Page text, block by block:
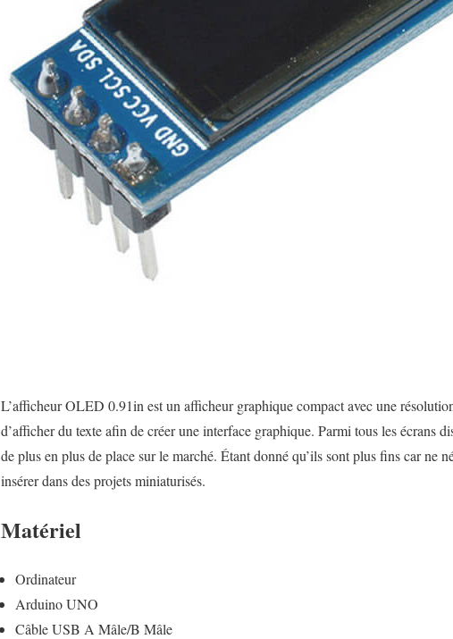
L’afficheur OLED 0.91in est un afficheur graphique compact avec une
d’afficher du texte afin de créer une interface graphique. Parmi tous les écrans
de plus en plus de place sur le marché. Étant donné qu’ils sont plus fins car ne
insérer dans des projets miniaturisés.
Matériel
Ordinateur
Arduino UNO
Câble USB A Mâle/B Mâle